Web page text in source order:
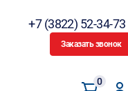
+7 (3822) 52-34-73
Заказать звонок
0